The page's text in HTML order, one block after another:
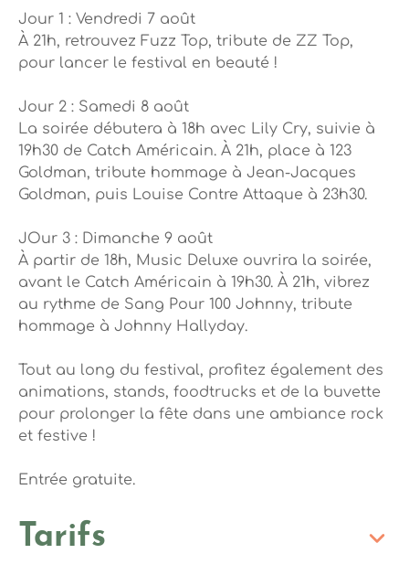
Jour 1 : Vendredi 7 août
À 21h, retrouvez Fuzz Top, tribute de ZZ Top,
pour lancer le festival en beauté !
Jour 2 : Samedi 8 août
La soirée débutera à 18h avec Lily Cry, suivie à
19h30 de Catch Américain. À 21h, place à 123
Goldman, tribute hommage à Jean-Jacques
Goldman, puis Louise Contre Attaque à 23h30.
JOur 3 : Dimanche 9 août
À partir de 18h, Music Deluxe ouvrira la soirée,
avant le Catch Américain à 19h30. À 21h, vibrez
au rythme de Sang Pour 100 Johnny, tribute
hommage à Johnny Hallyday.
Tout au long du festival, profitez également des
animations, stands, foodtrucks et de la buvette
pour prolonger la fête dans une ambiance rock
et festive !
Entrée gratuite.
Tarifs